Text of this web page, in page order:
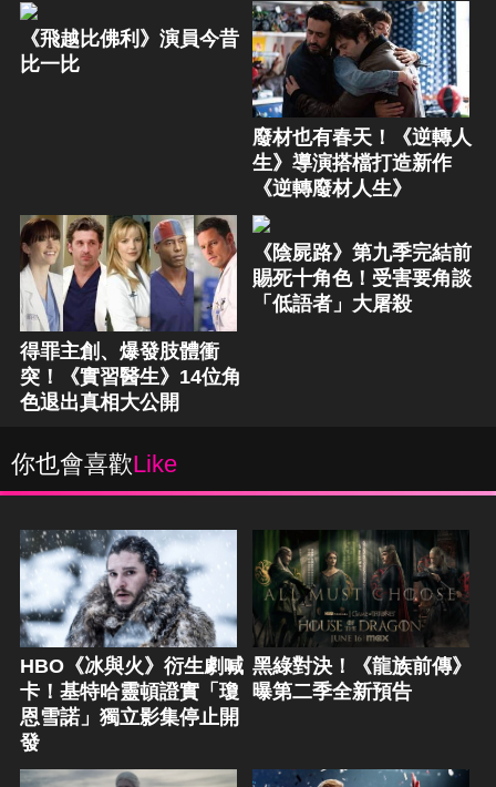
《飛越比佛利》演員今昔
比一比
廢材也有春天！《逆轉人
生》導演搭檔打造新作
《逆轉廢材人生》
得罪主創、爆發肢體衝
突！《實習醫生》14位角
色退出真相大公開
《陰屍路》第九季完結前
賜死十角色！受害要角談
「低語者」大屠殺
你也會喜歡Like
HBO《冰與火》衍生劇喊
卡！基特哈靈頓證實「瓊
恩雪諾」獨立影集停止開
發
黑綠對決！《龍族前傳》
曝第二季全新預告